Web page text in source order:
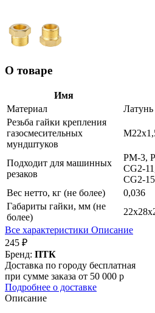
О товаре
Имя
Материал
Латунь
Резьба гайки крепления
газосмесительных
мундштуков
Подходит для машинных
резаков
РМ-3,
CG2-
CG2-
Вес нетто, кг (не более)
0,036
Габариты гайки, мм (не
более)
Все характеристики Описание
245 ₽
Бренд: ПТК
Доставка по городу бесплатная
при сумме заказа от 50 000 р
Подробнее о доставке
Описание